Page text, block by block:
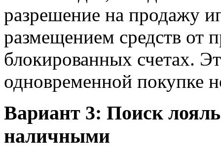
разрешение на продажу
размещением средств от
блокированных счетах.
одновременной покупке
Вариант 3: Поиск
наличными